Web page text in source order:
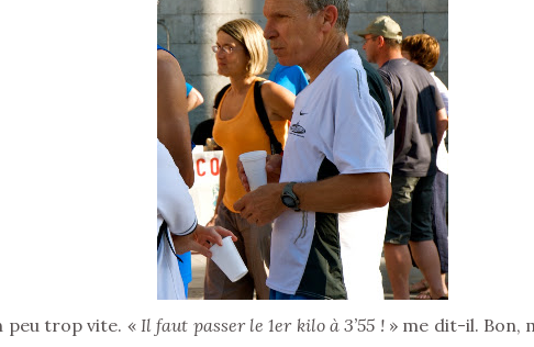
peu trop vite. « Il faut passer le 1er kilo à 3’55 !» me dit-il. Bon,